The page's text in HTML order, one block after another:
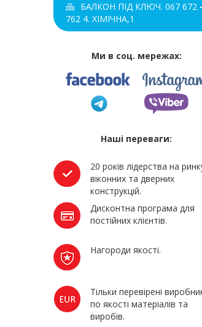
БАЛКОН ПІД КЛЮЧ. 067 672
762 4. ХІМІЧНА,1
Ми в соц. мережах:
Наші переваги:
20 років лідерства на
віконних та дверних
конструкцій.
Дисконтна програма для
постійних клієнтів.
Нагороди якості.
Тільки перевірені
по якості матеріалів та
виробів.